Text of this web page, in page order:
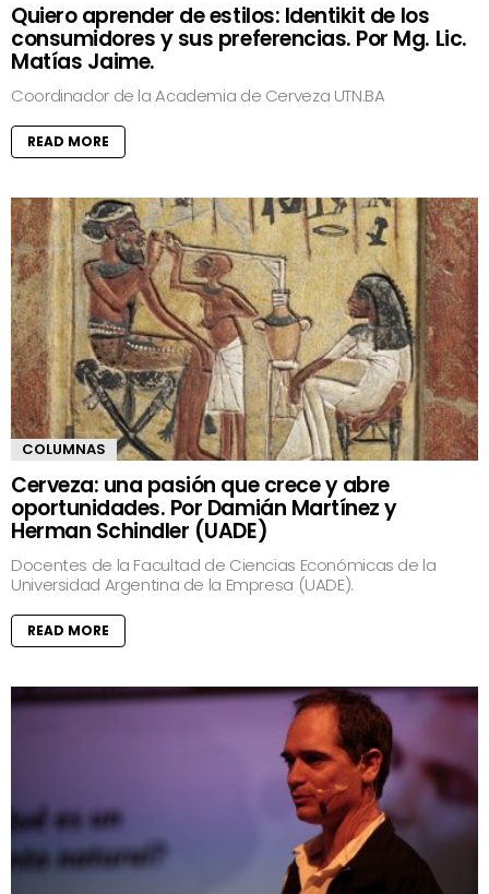
Quiero aprender de estilos: Identikit de los
consumidores y sus preferencias. Por Mg. Lic.
Matías Jaime.
Coordinador de la Academia de Cerveza UTN.BA
READ MORE
COLUMNAS
Cerveza: una pasión que crece y abre
oportunidades. Por Damián Martínez y
Herman Schindler (UADE)
Docentes de la Facultad de Ciencias Económicas de la
Universidad Argentina de la Empresa (UADE).
READ MORE